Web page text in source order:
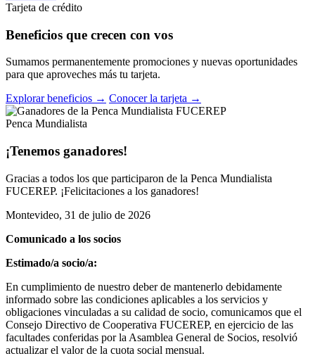
Tarjeta de crédito
Beneficios que crecen con vos
Sumamos permanentemente promociones y nuevas oportunidades
para que aproveches más tu tarjeta.
Explorar beneficios → Conocer la tarjeta →
Penca Mundialista
¡Tenemos ganadores!
Gracias a todos los que participaron de la Penca Mundialista
FUCEREP. ¡Felicitaciones a los ganadores!
Montevideo, 31 de julio de 2026
Comunicado a los socios
Estimado/a socio/a:
En cumplimiento de nuestro deber de mantenerlo debidamente
informado sobre las condiciones aplicables a los servicios y
obligaciones vinculadas a su calidad de socio, comunicamos que el
Consejo Directivo de Cooperativa FUCEREP, en ejercicio de las
facultades conferidas por la Asamblea General de Socios, resolvió
actualizar el valor de la cuota social mensual.